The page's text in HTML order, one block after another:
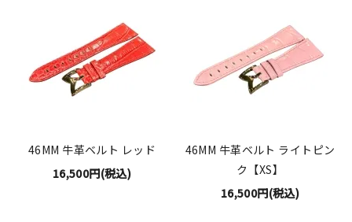
46MM 牛革ベルト レッド
16,500円(税込)
46MM 牛革ベルト ライトピン
ク【XS】
16,500円(税込)